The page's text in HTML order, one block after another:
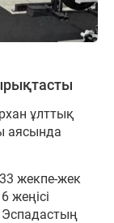
ұлттық
аясында
жекпе-жек
жеңісі